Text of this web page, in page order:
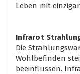
Leben mit
Infrarot
Die
Wohlbefinden
beeinflussen.